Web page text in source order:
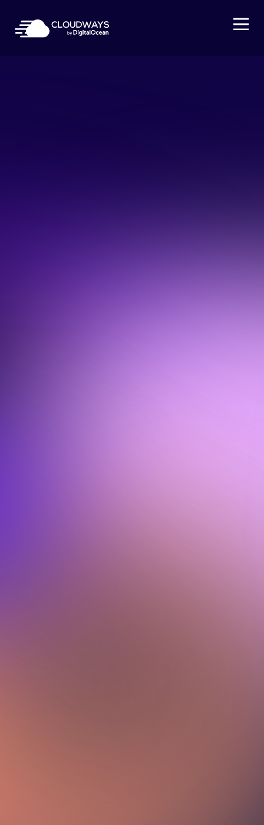
Open Nav